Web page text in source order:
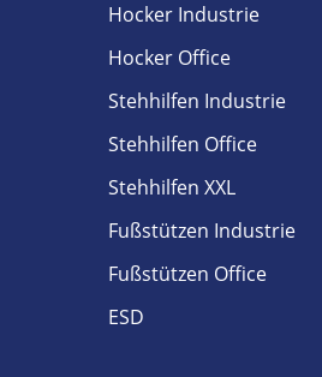
Hocker Industrie
Hocker Office
Stehhilfen Industrie
Stehhilfen Office
Stehhilfen XXL
Fußstützen Industrie
Fußstützen Office
ESD